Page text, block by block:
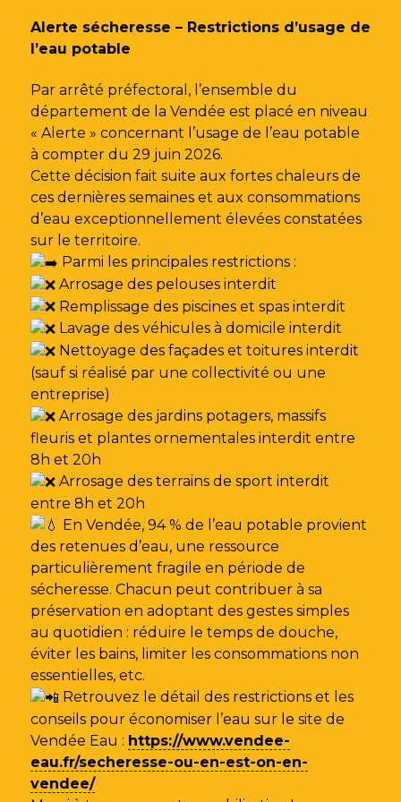
Alerte sécheresse – Restrictions d’usage de
l’eau potable
Par arrêté préfectoral, l’ensemble du
département de la Vendée est placé en niveau
« Alerte » concernant l’usage de l’eau potable
à compter du 29 juin 2026.
Cette décision fait suite aux fortes chaleurs de
ces dernières semaines et aux consommations
d’eau exceptionnellement élevées constatées
sur le territoire.
Parmi les principales restrictions :
Arrosage des pelouses interdit
Remplissage des piscines et spas interdit
Lavage des véhicules à domicile interdit
Nettoyage des façades et toitures interdit
(sauf si réalisé par une collectivité ou une
entreprise)
Arrosage des jardins potagers, massifs
fleuris et plantes ornementales interdit entre
8h et 20h
Arrosage des terrains de sport interdit
entre 8h et 20h
En Vendée, 94 % de l’eau potable provient
des retenues d’eau, une ressource
particulièrement fragile en période de
sécheresse. Chacun peut contribuer à sa
préservation en adoptant des gestes simples
au quotidien : réduire le temps de douche,
éviter les bains, limiter les consommations non
essentielles, etc.
Retrouvez le détail des restrictions et les
conseils pour économiser l’eau sur le site de
Vendée Eau : https://www.vendee-
eau.fr/secheresse-ou-en-est-on-en-
vendee/